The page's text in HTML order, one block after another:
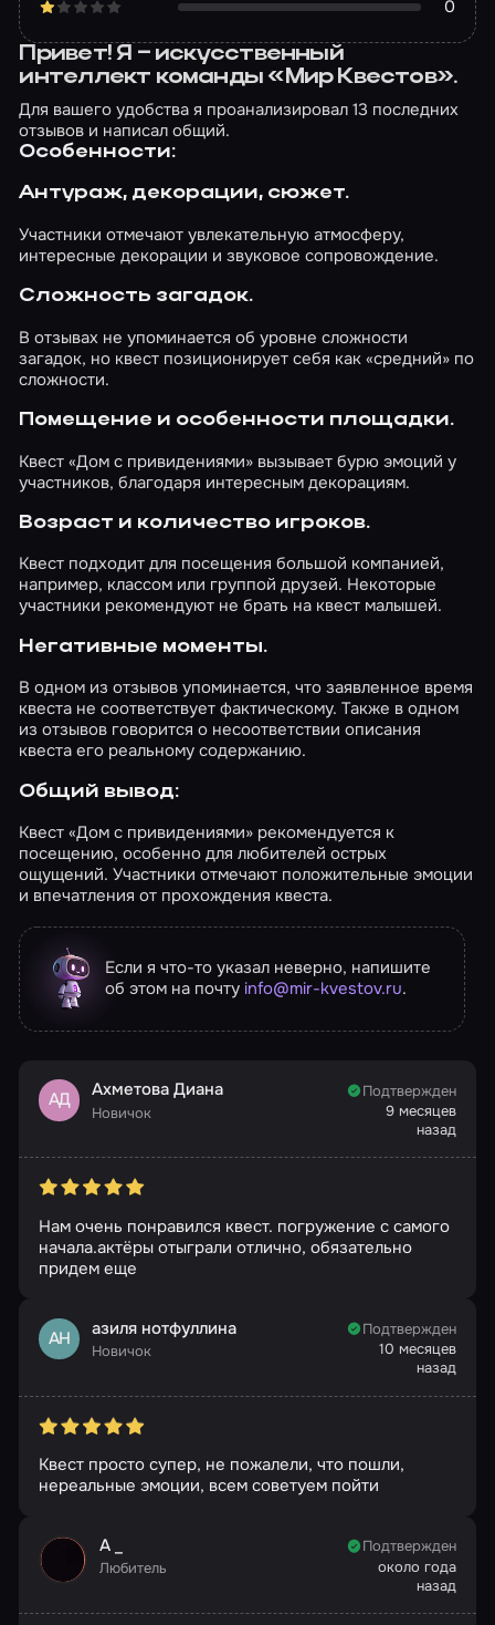
0
Привет! Я – искусственный
интеллект команды «Мир Квестов».
Для вашего удобства я проанализировал 13 последних
отзывов и написал общий.
Особенности:
Антураж, декорации, сюжет.
Участники отмечают увлекательную атмосферу,
интересные декорации и звуковое сопровождение.
Сложность загадок.
В отзывах не упоминается об уровне сложности
загадок, но квест позиционирует себя как «средний» по
сложности.
Помещение и особенности площадки.
Квест «Дом с привидениями» вызывает бурю эмоций у
участников, благодаря интересным декорациям.
Возраст и количество игроков.
Квест подходит для посещения большой компанией,
например, классом или группой друзей. Некоторые
участники рекомендуют не брать на квест малышей.
Негативные моменты.
В одном из отзывов упоминается, что заявленное время
квеста не соответствует фактическому. Также в одном
из отзывов говорится о несоответствии описания
квеста его реальному содержанию.
Общий вывод:
Квест «Дом с привидениями» рекомендуется к
посещению, особенно для любителей острых
ощущений. Участники отмечают положительные эмоции
и впечатления от прохождения квеста.
Если я что-то указал неверно, напишите
об этом на почту info@mir-kvestov.ru.
АД Ахметова Диана
Новичок
Подтвержден
9 месяцев
назад
Нам очень понравился квест. погружение с самого
начала.актёры отыграли отлично, обязательно
придем еще
АН азиля нотфуллина
Новичок
Подтвержден
10 месяцев
назад
Квест просто супер, не пожалели, что пошли,
нереальные эмоции, всем советуем пойти
А _
Любитель
Подтвержден
около года
назад